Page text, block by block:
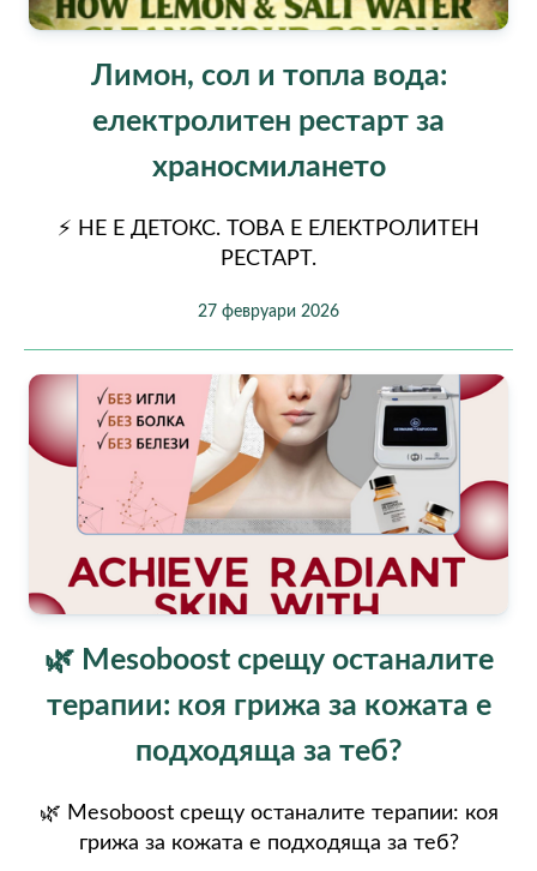
Лимон, сол и топла вода:
електролитен рестарт за
храносмилането
⚡ НЕ Е ДЕТОКС. ТОВА Е ЕЛЕКТРОЛИТЕН
РЕСТАРТ.
27 февруари 2026
🌿 Mesoboost срещу останалите
терапии: коя грижа за кожата е
подходяща за теб?
🌿 Mesoboost срещу останалите терапии: коя
грижа за кожата е подходяща за теб?